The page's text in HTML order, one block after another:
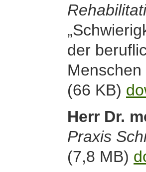
der
(66 KB)
Herr Dr.
Praxis
(7,8 MB)